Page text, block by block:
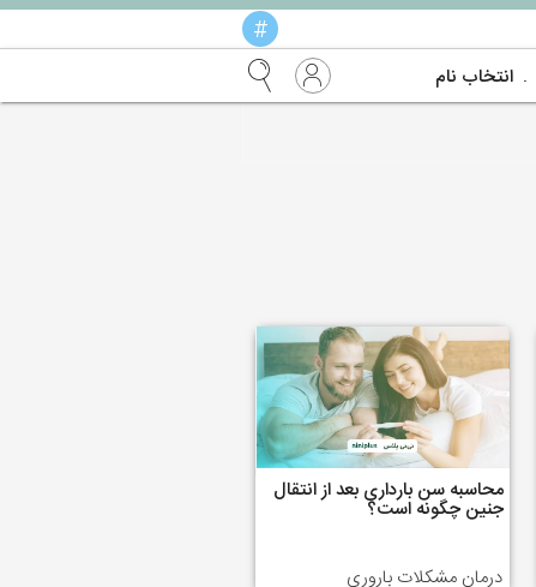
#
انتخاب نام
محاسبه سن بارداری بعد از انتقال
جنین چگونه است؟
درمان مشکلات باروری